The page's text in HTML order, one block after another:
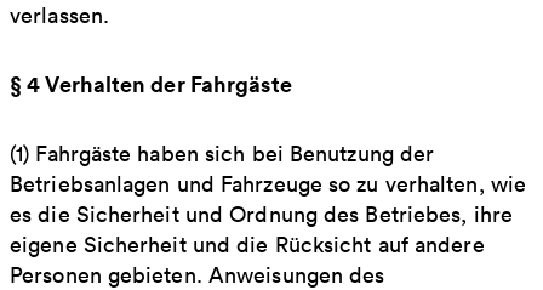
verlassen.
§ 4 Verhalten der Fahrgäste
(1) Fahrgäste haben sich bei Benutzung der
Betriebsanlagen und Fahrzeuge so zu verhalten, wie
es die Sicherheit und Ordnung des Betriebes, ihre
eigene Sicherheit und die Rücksicht auf andere
Personen gebieten. Anweisungen des